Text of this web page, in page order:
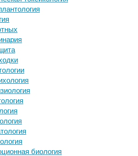
биология
помогло
образы букв в мозгу
способны
лекарства, снижая их
рекламной
уменьшают
от кокаина
новостями